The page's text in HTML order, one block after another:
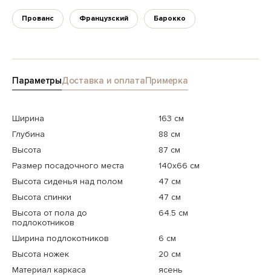
Прованс Французский Барокко
ПараметрыДоставка и оплатаПримерка
Ширина
163 см
Глубина
88 см
Высота
87 см
Размер посадочного места
140x66 см
Высота сиденья над полом
47 см
Высота спинки
47 см
Высота от пола до
подлокотников
64.5 см
Ширина подлокотников
6 см
Высота ножек
20 см
Материал каркаса
ясень